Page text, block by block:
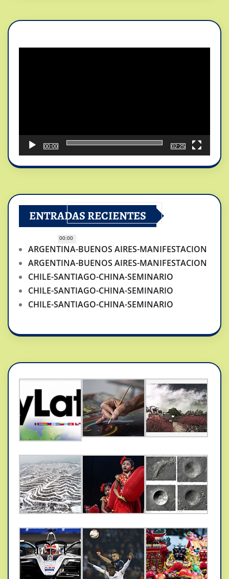
00:00
00:00
02:25
ENTRADAS RECIENTES
ARGENTINA-BUENOS AIRES-MANIFESTACION
ARGENTINA-BUENOS AIRES-MANIFESTACION
CHILE-SANTIAGO-CHINA-SEMINARIO
CHILE-SANTIAGO-CHINA-SEMINARIO
CHILE-SANTIAGO-CHINA-SEMINARIO